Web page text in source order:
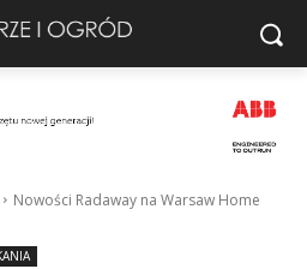
Nowości Radaway na Warsaw Home